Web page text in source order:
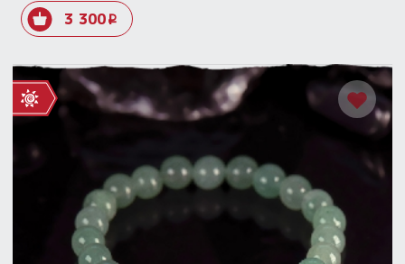
3 300i